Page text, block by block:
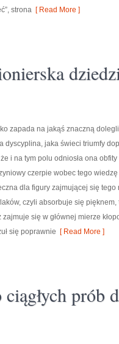
strona [ Read More ]
zapada na jakąś znaczną
dyscyplina, jaka świeci triumfy
i na tym polu odniosła ona
czerpie wobec tego
dla figury zajmującej się
czyli absorbuje się
się w głównej mierze
się poprawnie [ Read More ]
prób